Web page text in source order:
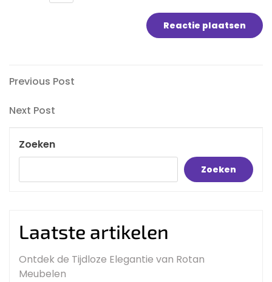
Bericht
navigatie
Previous
Previous Post
Next
Next Post
Zoeken
Zoeken
Laatste artikelen
Ontdek de Tijdloze Elegantie van Rotan
Meubelen